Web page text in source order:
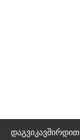
ᲓᲐᲒᲕᲘᲙᲐᲕᲨᲘᲠᲓᲘᲗ